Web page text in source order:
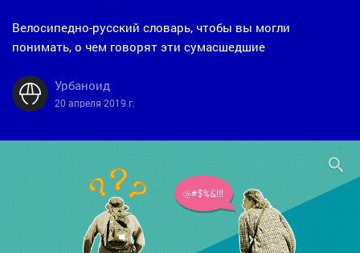
Велосипедно-русский словарь, чтобы вы могли
понимать, о чем говорят эти сумасшедшие
Урбаноид
20 апреля 2019 г.